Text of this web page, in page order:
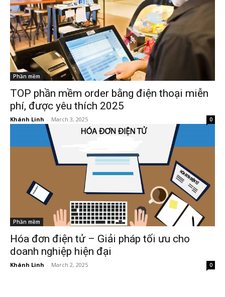
Phần mềm
TOP phần mềm order bằng điện thoại miễn
phí, được yêu thích 2025
Khánh Linh - March 3, 2025 0
Phần mềm
Hóa đơn điện tử – Giải pháp tối ưu cho
doanh nghiệp hiện đại
Khánh Linh - March 2, 2025 0